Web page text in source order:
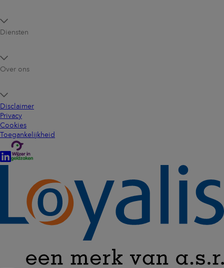
Diensten
Over ons
Disclaimer
Privacy
Cookies
Toegankelijkheid